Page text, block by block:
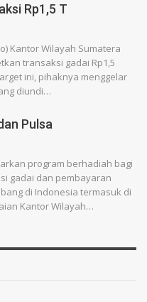
Rp1,5 T
Kantor Wilayah Sumatera
transaksi gadai Rp1,5
ini, pihaknya menggelar
diundi…
Pulsa
program berhadiah bagi
gadai dan pembayaran
di Indonesia termasuk di
Kantor Wilayah…